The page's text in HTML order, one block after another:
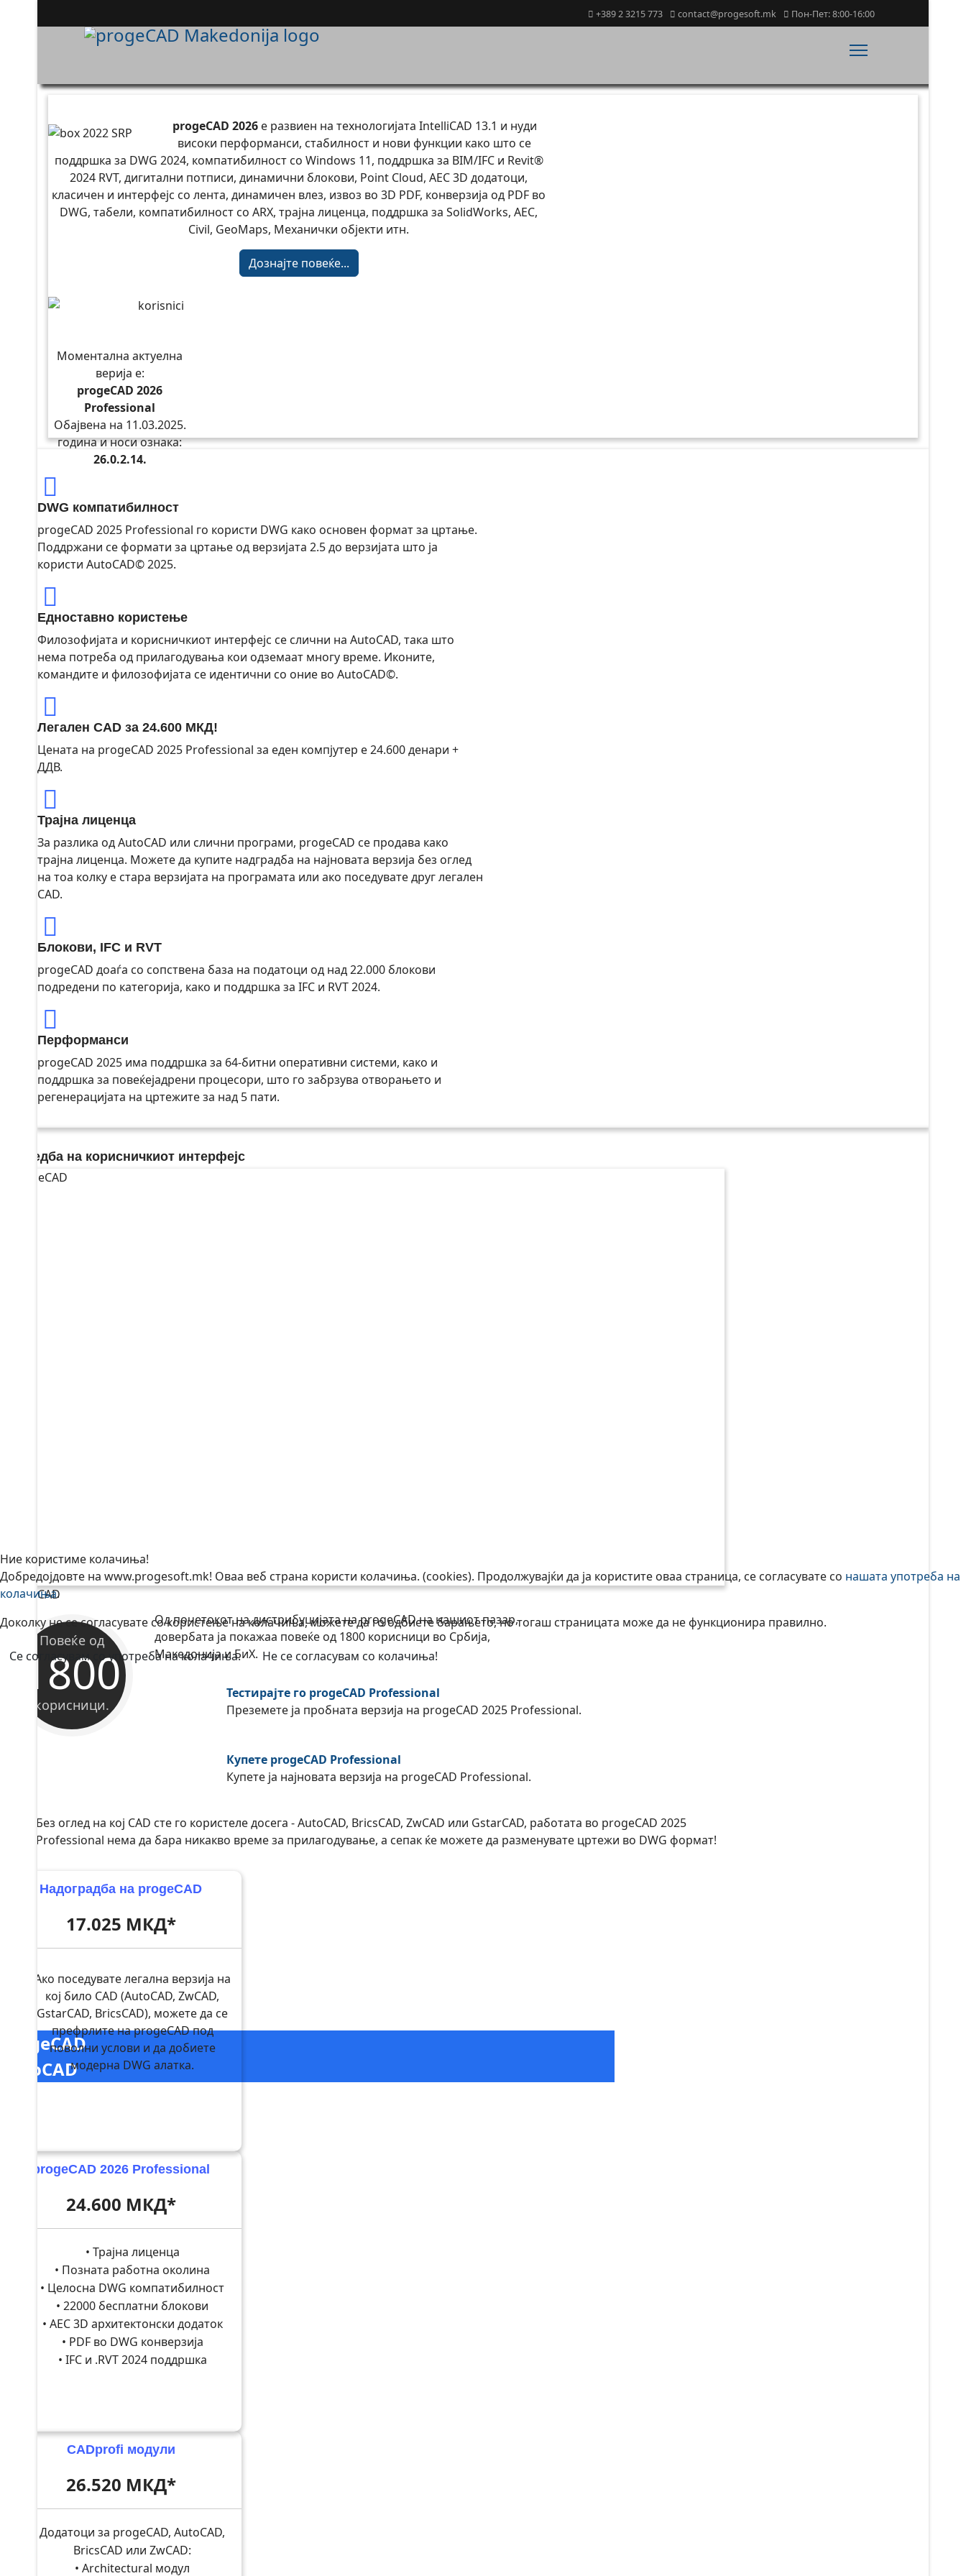
+389 2 3215 773 contact@progesoft.mk Пон-Пет: 8:00-16:00
progeCAD 2026е развиен на технологијата IntelliCAD 13.1 и нуди
високи перформанси, стабилност и нови функции како што се
поддршка за DWG 2024, компатибилност со Windows 11, поддршка за BIM/IFC и Revit®
2024 RVT, дигитални потписи, динамични блокови, Point Cloud, AEC 3D додатоци,
класичен и интерфејс со лента, динамичен влез, извоз во 3D PDF, конверзија од PDF во
DWG, табели, компатибилност со ARX, трајна лиценца, поддршка за SolidWorks, AEC,
Civil, GeoMaps, Механички објекти итн.
Дознајте повеќе...
Моментална актуелна
верија е:
progeCAD 2026
Professional
Обајвена на 11.03.2025.
година и носи ознака:
26.0.2.14.
DWG компатибилност
progeCAD 2025 Professional го користи DWG како основен формат за цртање.
Поддржани се формати за цртање од верзијата 2.5 до верзијата што ја
користи AutoCAD© 2025.
Едноставно користење
Филозофијата и корисничкиот интерфејс се слични на AutoCAD, така што
нема потреба од прилагодувања кои одземаат многу време. Иконите,
командите и филозофијата се идентични со оние во AutoCAD©.
Легален CAD за 24.600 МКД!
Цената на progeCAD 2025 Professional за еден компјутер е 24.600 дeнари +
ДДВ.
Трајна лиценца
За разлика од AutoCAD или слични програми, progeCAD се продава како
трајна лиценца. Можете да купите надградба на најновата верзија без оглед
на тоа колку е стара верзијата на програмата или ако поседувате друг легален
CAD.
Блокови, IFC и RVT
progeCAD доаѓа со сопствена база на податоци од над 22.000 блокови
подредени по категорија, како и поддршка за IFC и RVT 2024.
Перформанси
progeCAD 2025 има поддршка за 64-битни оперативни системи, како и
поддршка за повеќејадрени процесори, што го забрзува отворањето и
регенерацијата на цртежите за над 5 пати.
Споредба на корисничкиот интерфејс
progeCAD
AutoCAD
Повеќе од
1800
корисници.
Од почетокот на дистрибуцијата на progeCAD на нашиот пазар,
довербата ја покажаа повеќе од 1800 корисници во Србија,
Македонија и БиХ.
Тестирајте го progeCAD Professional
Преземете ја пробната верзија на progeCAD 2025 Professional.
Купете progeCAD Professional
Купете ја најновата верзија на progeCAD Professional.
Без оглед на кој CAD сте го користеле досега - AutoCAD, BricsCAD, ZwCAD или GstarCAD, работата во progeCAD 2025
Professional нема да бара никакво време за прилагодување, а сепак ќе можете да разменувате цртежи во DWG формат!
Надоградба на progeCAD
17.025 МКД*
Ако поседувате легална верзија на
кој било CAD (AutoCAD, ZwCAD,
GstarCAD, BricsCAD), можете да се
префрлите на progeCAD под
поволни услови и да добиете
модерна DWG алатка.
progeCAD 2026 Professional
24.600 МКД*
• Трајна лиценца
• Позната работна околина
• Целосна DWG компатибилност
• 22000 бесплатни блокови
• AEC 3D архитектонски додаток
• PDF во DWG конверзија
• IFC и .RVT 2024 поддршка
CADprofi модули
26.520 МКД*
Додатоци за progeCAD, AutoCAD,
BricsCAD или ZwCAD:
• Architectural модул
Ние користиме колачиња!
Добредојдовте на www.progesoft.mk! Оваа веб страна користи колачиња. (cookies). Продолжувајќи да ја користите оваа страница, се согласувате со нашата употреба на
колачиња.
Доколку не се согласувате со користење на колачиња, можете да го одбиете барањето, но тогаш страницата може да не функционира правилно.
Се согласувам со употреба на колачиња. Не се согласувам со колачиња!